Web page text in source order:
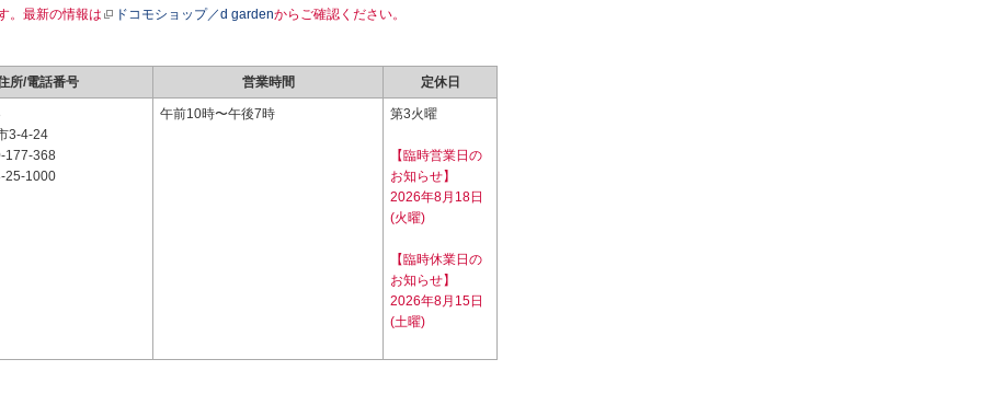
。最新の情報は ドコモショップ／d gardenからご確認ください。
所/電話番号 営業時間 定休日
3-4-24
177-368
25-1000
午前10時〜午後7時 第3火曜
【臨時営業日の
お知らせ】
2026年8月18日
(火曜)
【臨時休業日の
お知らせ】
2026年8月15日
(土曜)